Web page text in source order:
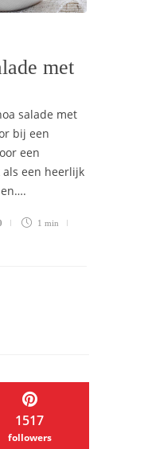
met
salade met
bij een
een
een heerlijk
1 min
1517
followers